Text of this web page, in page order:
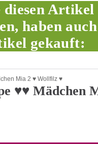
Artikel
haben auch
gekauft:
♥♥ Mädchen